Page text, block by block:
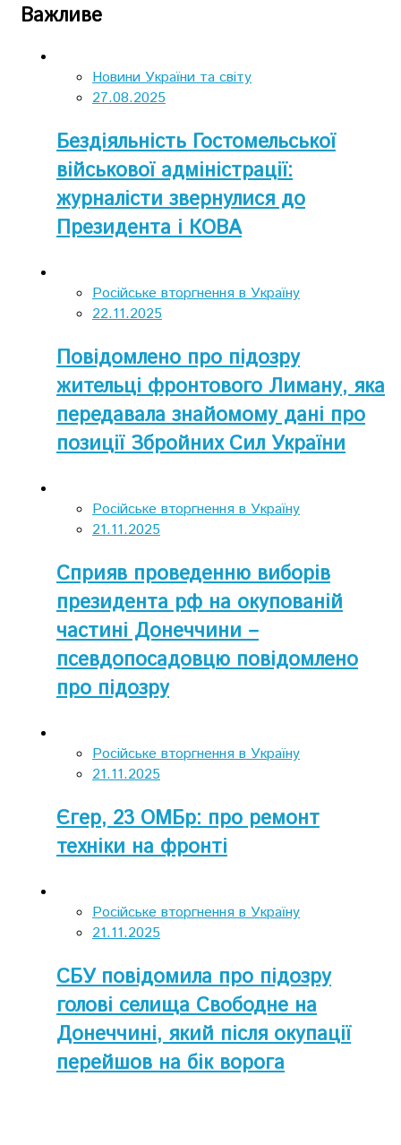
Важливе
Новини України та світу
27.08.2025
Бездіяльність Гостомельської
військової адміністрації:
журналісти звернулися до
Президента і КОВА
Російське вторгнення в Україну
22.11.2025
Повідомлено про підозру
жительці фронтового Лиману, яка
передавала знайомому дані про
позиції Збройних Сил України
Російське вторгнення в Україну
21.11.2025
Сприяв проведенню виборів
президента рф на окупованій
частині Донеччини –
псевдопосадовцю повідомлено
про підозру
Російське вторгнення в Україну
21.11.2025
Єгер, 23 ОМБр: про ремонт
техніки на фронті
Російське вторгнення в Україну
21.11.2025
СБУ повідомила про підозру
голові селища Свободне на
Донеччині, який після окупації
перейшов на бік ворога